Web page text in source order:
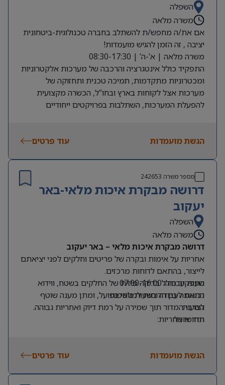
השפלה
משרה מלאה
אם את/ה מחפש/ת להשתלב בחברה טכנולוגית-ביטחונית
יציבה , זה הזמן להגיש מועמדות!
משרה מלאה | א’-ה’ | 08:30-17:30
התפקיד כולל אינטגרציה והרכבה של מערכות אלקטרוניות
ומכטרוניות מתקדמות, תמיכה טכנית ותחזוקה של
מערכות אצל לקוחות בארץ ובחו”ל, הכשרה מקצועית
להפעלת המערכות, השתלבות בפרויקטים ייחודיים
הנדסאי/ת אלקטרוניקה או מכטרוניקה – חובה
חודשים (בתגמול מוגדל)
מוכר כעבודה מועדפת לחיילים משוחררים
הגשת מועמדות עוד פרטים
מספר משרה 242653
דרושה מבקרת איכות מלאי-באר
יעקוב
השפלה
משרה מלאה
דרושה מבקרת איכות מלאי – באר יעקוב
אחריות על אימות ובקרה של פריטים וחלקים לפני יציאתם
לייצור, בהתאם לדוחות מרכזים.
התפקיד כולל בדיקה פיזית של החלקים בשטח, ווידוא
התאמה בין הדוחות למלאי בפועל, ומתן מענה שוטף
לצרכי המדור תוך שמירה על רמת דיוק ואחריות גבוהה.
תחומי אחריות:
עבודה שוטפת מול ממשקים פנימיים במדור
שעות עבודה: 07:00-16:00
נכונות לעבודה בשעות נוספות
הסעות
חדר אוכל
הגשת מועמדות עוד פרטים